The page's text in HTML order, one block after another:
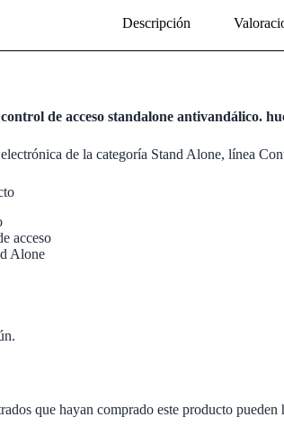
Descripción
de acceso standalone antivandálico.
de la categoría Stand Alone, línea
acceso
Alone
que hayan comprado este producto pueden